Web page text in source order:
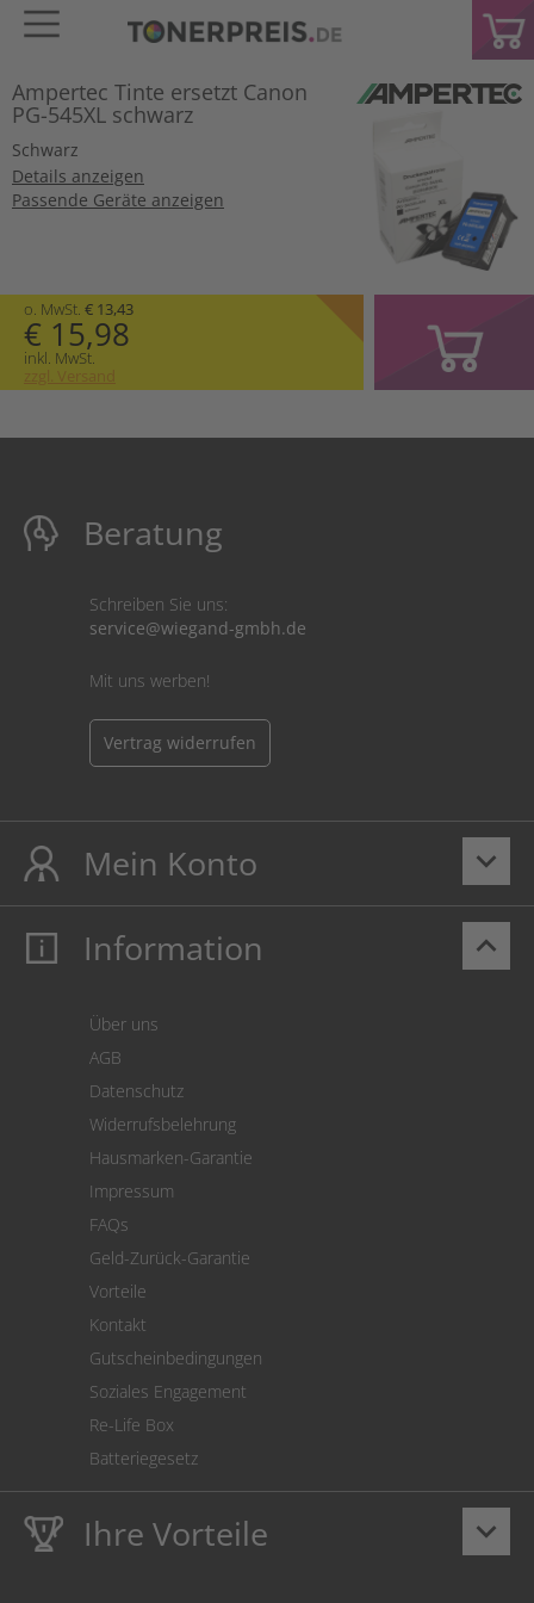
Ampertec Tinte ersetzt Canon
PG-545XL schwarz
Schwarz
Details anzeigen
Passende Geräte anzeigen
o. MwSt. € 13,43
€ 15,98
inkl. MwSt.
zzgl. Versand
Beratung
Schreiben Sie uns:
service@wiegand-gmbh.de
Mit uns werben!
Vertrag widerrufen
keyboard_arrow_down
Mein Konto
Mein Konto
Cookie Einstellungen
keyboard_arrow_up
Information
Über uns
AGB
Datenschutz
Widerrufsbelehrung
Hausmarken-Garantie
Impressum
FAQs
Geld-Zurück-Garantie
Vorteile
Kontakt
Gutscheinbedingungen
Soziales Engagement
Re-Life Box
Batteriegesetz
keyboard_arrow_down
Ihre Vorteile